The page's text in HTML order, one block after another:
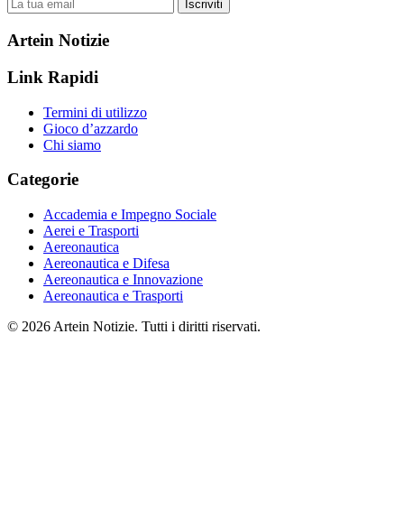
Iscriviti
Artein Notizie
Link Rapidi
Termini di utilizzo
Gioco d’azzardo
Chi siamo
Categorie
Accademia e Impegno Sociale
Aerei e Trasporti
Aereonautica
Aereonautica e Difesa
Aereonautica e Innovazione
Aereonautica e Trasporti
© 2026 Artein Notizie. Tutti i diritti riservati.